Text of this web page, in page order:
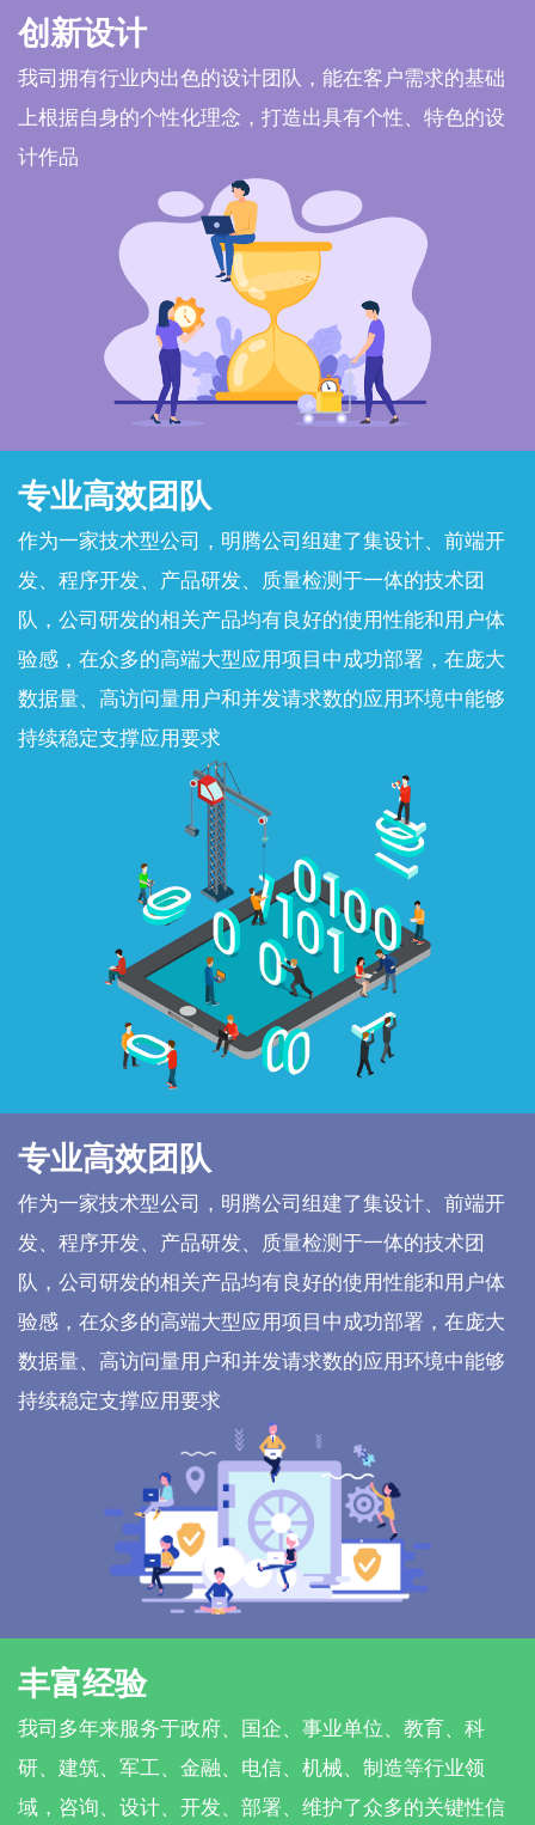
创新设计
我司拥有行业内出色的设计团队，能在客户需求的基础
上根据自身的个性化理念，打造出具有个性、特色的设
计作品
专业高效团队
作为一家技术型公司，明腾公司组建了集设计、前端开
发、程序开发、产品研发、质量检测于一体的技术团
队，公司研发的相关产品均有良好的使用性能和用户体
验感，在众多的高端大型应用项目中成功部署，在庞大
数据量、高访问量用户和并发请求数的应用环境中能够
持续稳定支撑应用要求
专业高效团队
作为一家技术型公司，明腾公司组建了集设计、前端开
发、程序开发、产品研发、质量检测于一体的技术团
队，公司研发的相关产品均有良好的使用性能和用户体
验感，在众多的高端大型应用项目中成功部署，在庞大
数据量、高访问量用户和并发请求数的应用环境中能够
持续稳定支撑应用要求
丰富经验
我司多年来服务于政府、国企、事业单位、教育、科
研、建筑、军工、金融、电信、机械、制造等行业领
域，咨询、设计、开发、部署、维护了众多的关键性信